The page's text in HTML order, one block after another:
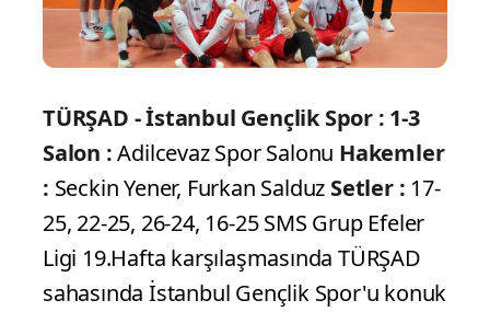
TÜRŞAD - İstanbul Gençlik Spor : 1-3
Salon :Adilcevaz Spor Salonu Hakemler
: Seckin Yener, Furkan Salduz Setler : 17-
25, 22-25, 26-24, 16-25 SMS Grup Efeler
Ligi 19.Hafta karşılaşmasında TÜRŞAD
sahasında İstanbul Gençlik Spor'u konuk